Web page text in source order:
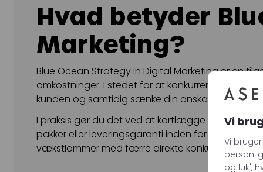
GEO
Programmatic SEO
FÅ KORTLAGT DIN AI SYNLIGHED
Snapchat
Hvad betyder
Marketing?
Blue Ocean Strategy in Digital Marketing er en
omkostninger. I stedet for at konkurrere i
kunden og samtidig sænke din anskaffelsespris
I praksis gør du det ved at kortlægge
pakker eller leveringsgaranti inden for 24 timer.
vækstlommer med færre direkte konkurrenter og
Vi
Vi
og luk',